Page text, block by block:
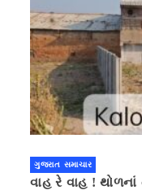
ગુજરાત સમાચાર
વાહ રે વાહ !